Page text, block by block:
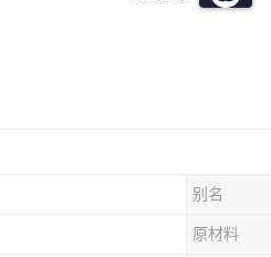
别名
原材料